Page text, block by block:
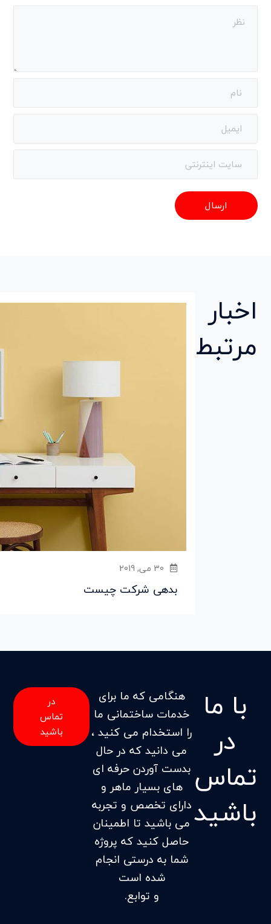
اخبار
مرتبط
30 می, 2019
بدهی شرکت چیست
با ما
در
تماس
باشید
هنگامی که ما برای
خدمات ساختمانی ما
را استخدام می کنید ،
می دانید که در حال
بدست آوردن حرفه ای
های بسیار ماهر و
دارای تخصص و تجربه
می باشید تا اطمینان
حاصل کنید که پروژه
شما به درستی انجام
شده است
و توابع.
در
تماس
باشید